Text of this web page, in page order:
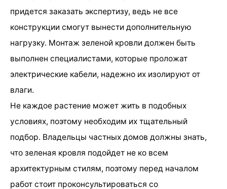
придется заказать экспертизу, ведь не все
конструкции смогут вынести дополнительную
нагрузку. Монтаж зеленой кровли должен быть
выполнен специалистами, которые проложат
электрические кабели, надежно их изолируют от
влаги.
Не каждое растение может жить в подобных
условиях, поэтому необходим их тщательный
подбор. Владельцы частных домов должны знать,
что зеленая кровля подойдет не ко всем
архитектурным стилям, поэтому перед началом
работ стоит проконсультироваться со